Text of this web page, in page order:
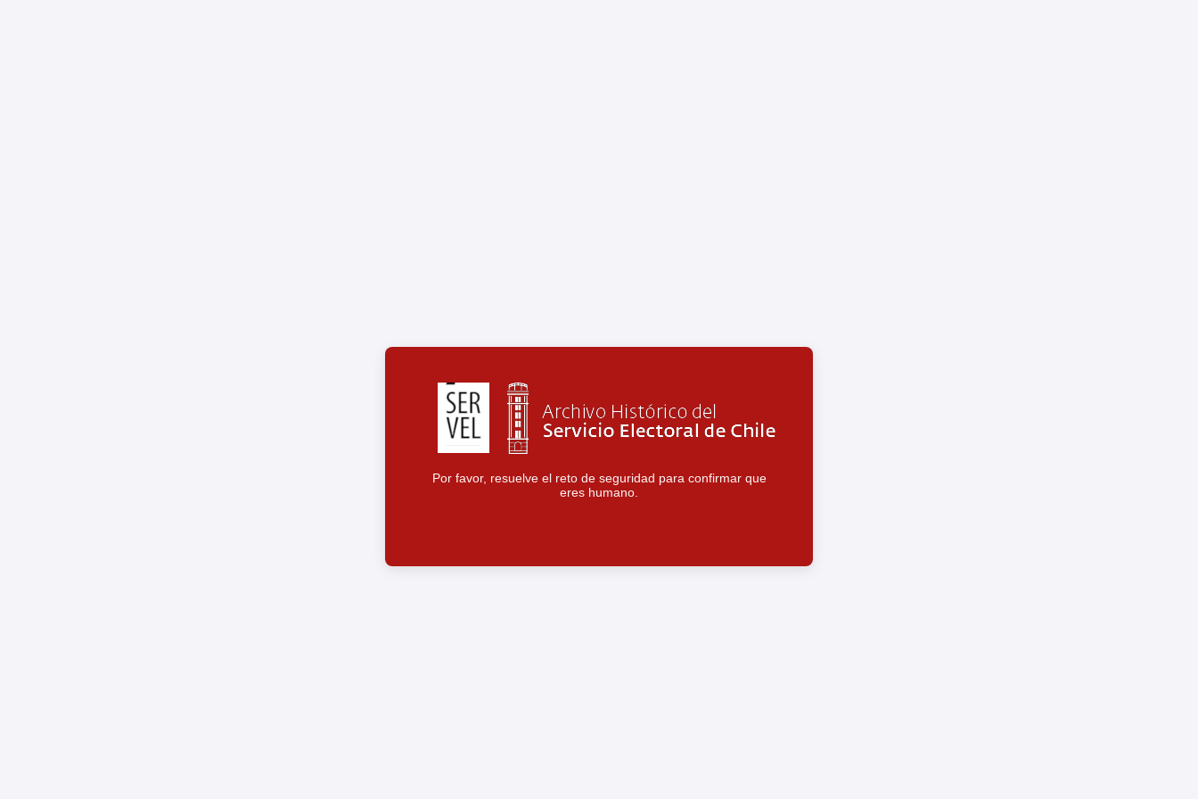
Por favor, resuelve el reto de seguridad para confirmar que
eres humano.